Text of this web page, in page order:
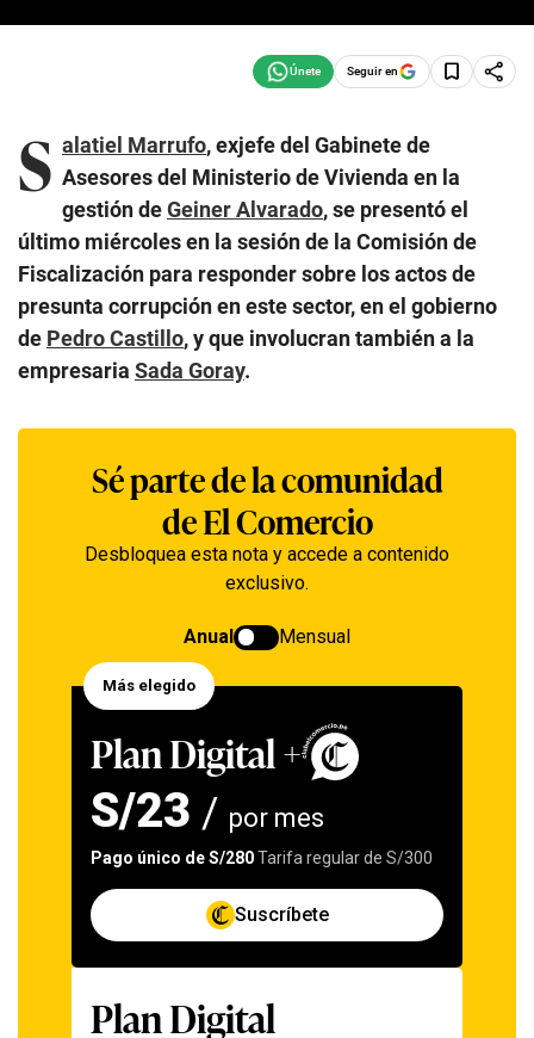
Seguir en
S alatiel Marrufo, exjefe del Gabinete de
Asesores del Ministerio de Vivienda en la
gestión deGeiner Alvarado, se presentó el
último miércoles en la sesión de la Comisión de
Fiscalización para responder sobre los actos de
presunta corrupción en este sector, en el gobierno
de Pedro Castillo, y que involucran también a la
empresaria Sada Goray.